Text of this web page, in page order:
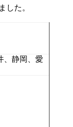
した。
、静岡、愛